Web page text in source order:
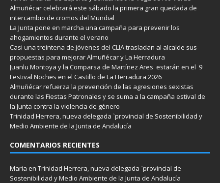
Almuñécar celebrará este sábado la primera gran quedada de
intercambio de cromos del Mundial
La Junta pone en marcha una campaña para prevenir los
ahogamientos durante el verano
Casi una treintena de jóvenes del CLIA trasladan al alcalde sus
propuestas para mejorar Almuñécar y La Herradura
Juanlu Montoya y la Comparsa de Martínez Ares estarán en el 9
Festival Noches en el Castillo de La Herradura 2026
Almuñécar refuerza la prevención de las agresiones sexistas
durante las Fiestas Patronales y se suma a la campaña estival de
la Junta contra la violencia de género
Trinidad Herrera, nueva delegada `provincial de Sostenibilidad y
Medio Ambiente de la Junta de Andalucía
COMENTARIOS RECIENTES
Maria en Trinidad Herrera, nueva delegada `provincial de
Sostenibilidad y Medio Ambiente de la Junta de Andalucía